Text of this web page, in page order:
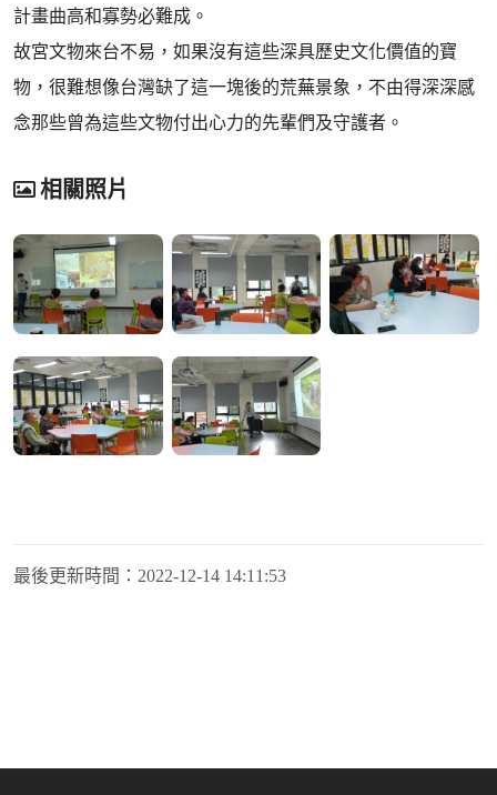
計畫曲高和寡勢必難成。
故宮文物來台不易，如果沒有這些深具歷史文化價值的寶
物，很難想像台灣缺了這一塊後的荒蕪景象，不由得深深感
念那些曾為這些文物付出心力的先輩們及守護者。
相關照片
最後更新時間： 2022-12-14 14:11:53